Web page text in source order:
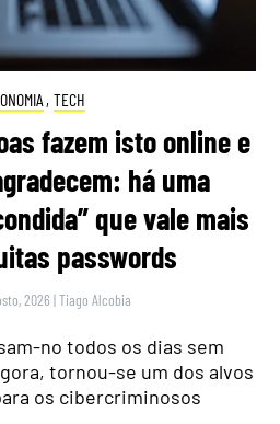
, TECH
fazem isto online e
há uma
que vale mais
passwords
2026 |Tiago Alcobia
no todos os dias sem
tornou-se um dos alvos
os cibercriminosos